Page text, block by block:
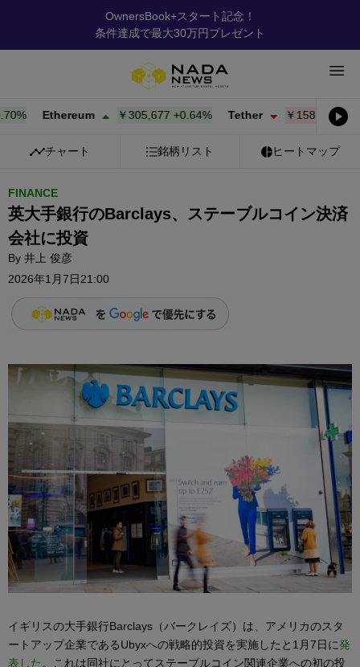
OwnersBook+スタート記念！
条件達成で最大30万円プレゼント
Ethereum ￥305,637+0.63% Tether ￥158.51-0.01%
チャート 銘柄リスト ヒートマップ
FINANCE
英大手銀行のBarclays、ステーブルコイン決済
会社に投資
By 井上 俊彦
2026年1月7日21:00
イギリスの大手銀行Barclays（バークレイズ）は、アメリカのスタ
ートアップ企業であるUbyxへの戦略的投資を実施したと1月7日に発
表した。これは同社にとってステーブルコイン関連企業への初の投